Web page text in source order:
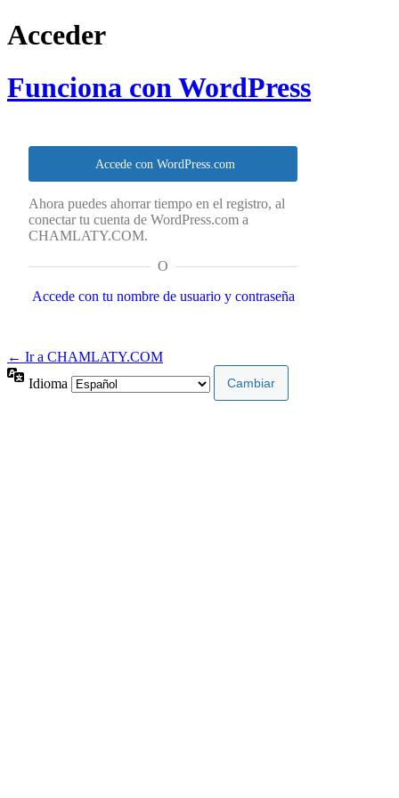
Acceder
Funciona con WordPress
Accede con WordPress.com
Ahora puedes ahorrar tiempo en el registro, al
conectar tu cuenta de WordPress.com a
CHAMLATY.COM.
O
Accede con tu nombre de usuario y contraseña
← Ir a CHAMLATY.COM
Idioma